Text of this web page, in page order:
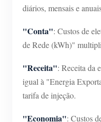
diários, mensais e
"Conta": Custos de
de Rede (kWh)"
"Receita": Receita da
igual à "Energia
tarifa de injeção.
"Economia": Custos